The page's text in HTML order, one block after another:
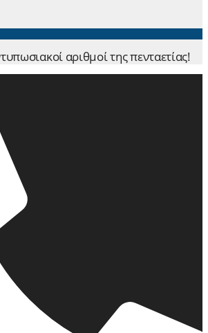
αριθμοί της πενταετίας!